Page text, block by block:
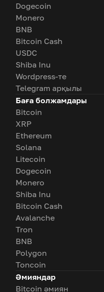
Dogecoin
Monero
BNB
Bitcoin Cash
USDC
Shiba Inu
Wordpress-те
Telegram арқылы
Баға болжамдары
Bitcoin
XRP
Ethereum
Solana
Litecoin
Dogecoin
Monero
Shiba Inu
Bitcoin Cash
Avalanche
Tron
BNB
Polygon
Toncoin
Әмияндар
Bitcoin әмиян